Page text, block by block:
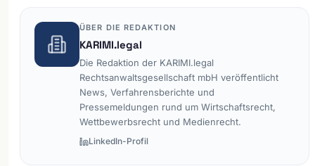
ÜBER DIE REDAKTION
KARIMI.legal
Die Redaktion der KARIMI.legal
Rechtsanwaltsgesellschaft mbH veröffentlicht
News, Verfahrensberichte und
Pressemeldungen rund um Wirtschaftsrecht,
Wettbewerbsrecht und Medienrecht.
LinkedIn-Profil